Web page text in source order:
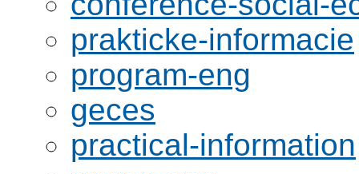
prakticke-informacie
program-eng
geces
practical-information